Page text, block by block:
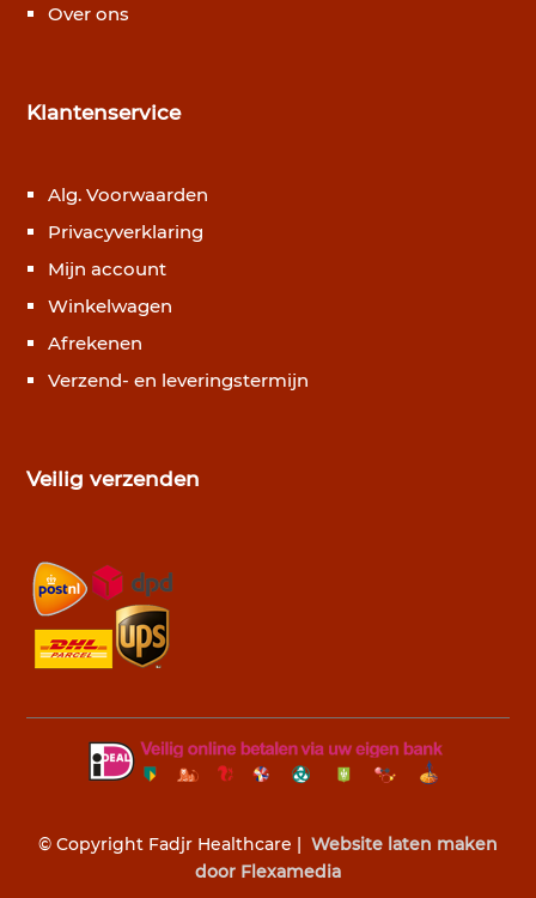
Over ons
Klantenservice
Alg. Voorwaarden
Privacyverklaring
Mijn account
Winkelwagen
Afrekenen
Verzend- en leveringstermijn
Veilig verzenden
© Copyright Fadjr Healthcare | Website laten maken
door Flexamedia